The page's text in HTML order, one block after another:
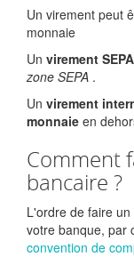
Un virement peut
monnaie
Un virement SEPA
zone SEPA .
Un virement
monnaie en
Comment
bancaire ?
L'ordre de faire
votre banque, par
convention de